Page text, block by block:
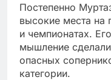
Постепенно
высокие места на
и чемпионатах.
мышление
опасных
категории.